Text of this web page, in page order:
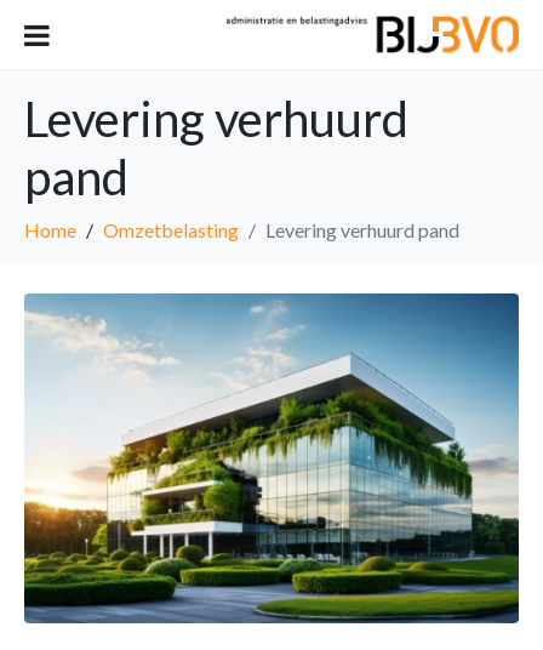
Levering verhuurd
pand
Home Omzetbelasting Levering verhuurd pand